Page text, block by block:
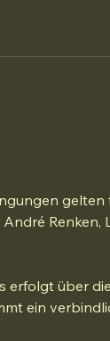
Renken,
erfolgt über
ein